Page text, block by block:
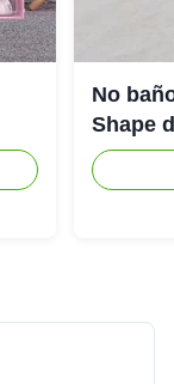
No
Shape